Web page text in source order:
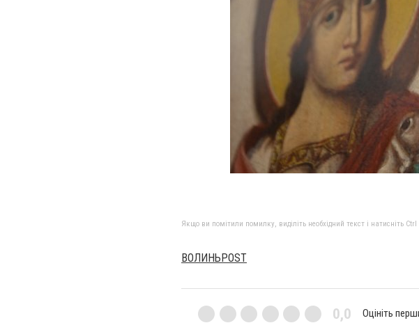
Якщо ви помітили помилку, виділіть необхідний текст і натисніть
ВОЛИНЬPOST
0,0 Оцініть